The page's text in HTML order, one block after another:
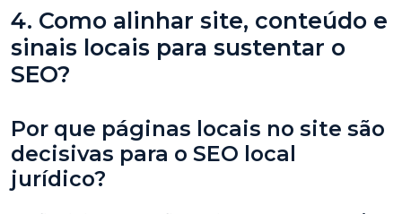
4. Como alinhar site, conteúdo e
sinais locais para sustentar o
SEO?
Por que páginas locais no site são
decisivas para o SEO local
jurídico?